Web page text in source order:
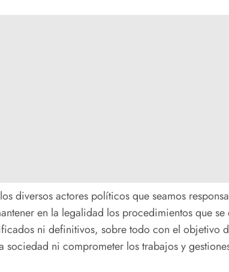
diversos actores políticos que seamos
en la legalidad los procedimientos que
ni definitivos, sobre todo con el objetivo
ni comprometer los trabajos y